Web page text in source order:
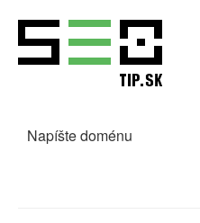
Napíšte doménu